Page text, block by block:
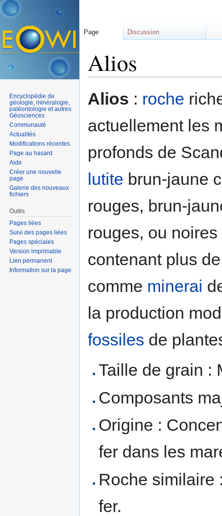
Alios
Alios : roche
actuellement les
profonds de
lutite brun-jaune
rouges, brun-
rouges, ou
contenant plus
comme minerai
la production
fossiles de
Taille de grain :
Composants
Origine :
fer dans les
Roche similaire
fer.
Page Discussion
Encyclopédie de
géologie, minéralogie,
paléontologie et autres
Géosciences
Communauté
Actualités
Modifications récentes
Page au hasard
Aide
Créer une nouvelle
page
Galerie des nouveaux
fichiers
Outils
Pages liées
Suivi des pages liées
Pages spéciales
Version imprimable
Lien permanent
Information sur la page